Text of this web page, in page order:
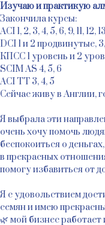
Изучаю и практикую
Закончила курсы:
АСI 1, 2, 3, 4, 5, 6, 9, 11, 12,
DCI 1 и 2 продвинутые, 3,
КПСС 1 уровень и 2
SCIM AS 4, 5, 6
ACI TT 3, 4, 5
Сейчас живу в Англии,
Я выбрала эти
очень хочу помочь
беспокоиться о
в прекрасных
помогу избавиться от
Я с удовольствием
семян и имею
🌿 мой бизнес